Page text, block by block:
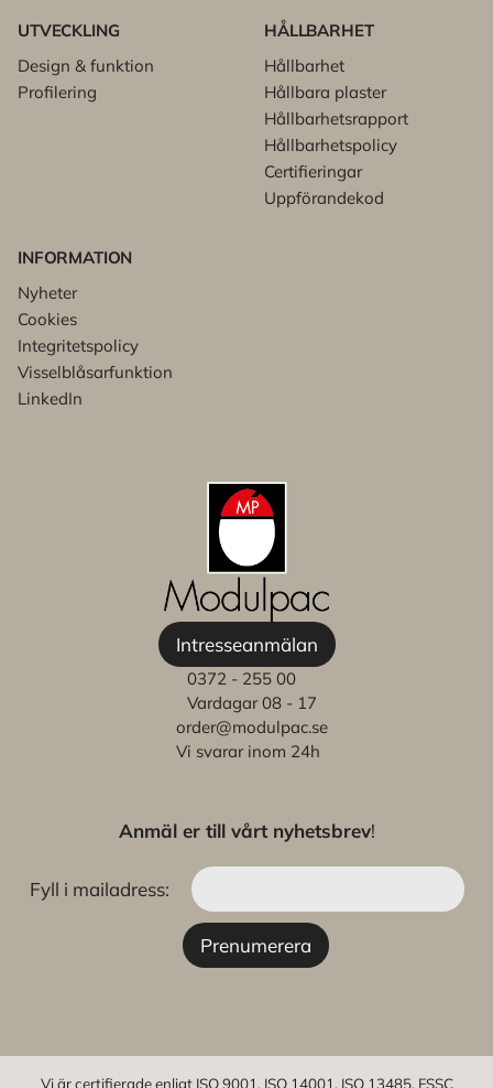
UTVECKLING
Design & funktion
Profilering
HÅLLBARHET
Hållbarhet
Hållbara plaster
Hållbarhetsrapport
Hållbarhetspolicy
Certifieringar
Uppförandekod
INFORMATION
Nyheter
Cookies
Integritetspolicy
Visselblåsarfunktion
LinkedIn
Intresseanmälan
0372 - 255 00
Vardagar 08 - 17
order@modulpac.se
Vi svarar inom 24h
Anmäl er till vårt nyhetsbrev!
Fyll i mailadress:
Vi är certifierade enligt ISO 9001, ISO 14001, ISO 13485, FSSC